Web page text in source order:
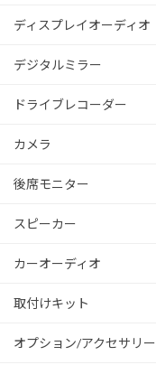
ディスプレイオーディオ
デジタルミラー
ドライブレコーダー
カメラ
後席モニター
スピーカー
カーオーディオ
取付けキット
オプション/アクセサリー